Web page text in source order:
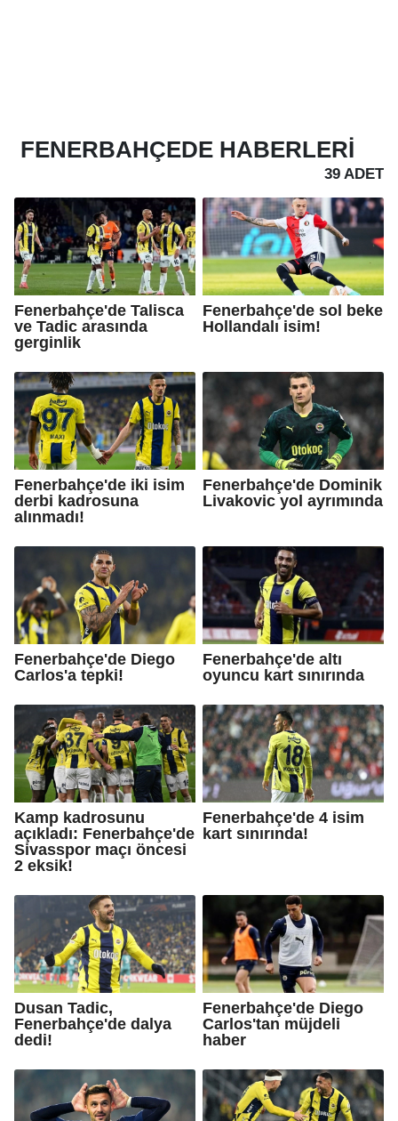
FENERBAHÇEDE HABERLERI
39 ADET
Fenerbahçe'de Talisca
ve Tadic arasında
gerginlik
Fenerbahçe'de sol beke
Hollandalı isim!
Fenerbahçe'de iki isim
derbi kadrosuna
alınmadı!
Fenerbahçe'de Dominik
Livakovic yol ayrımında
Fenerbahçe'de Diego
Carlos'a tepki!
Fenerbahçe'de altı
oyuncu kart sınırında
Kamp kadrosunu
açıkladı: Fenerbahçe'de
Sivasspor maçı öncesi
2 eksik!
Fenerbahçe'de 4 isim
kart sınırında!
Dusan Tadic,
Fenerbahçe'de dalya
dedi!
Fenerbahçe'de Diego
Carlos'tan müjdeli
haber